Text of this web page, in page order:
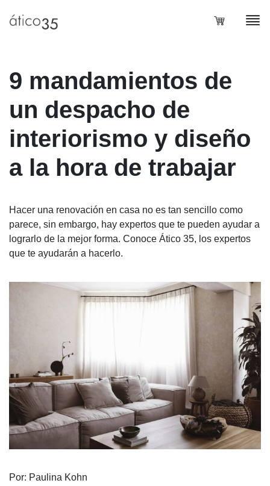
9 mandamientos de
un despacho de
interiorismo y diseño
a la hora de trabajar
Hacer una renovación en casa no es tan sencillo como
parece, sin embargo, hay expertos que te pueden ayudar a
lograrlo de la mejor forma. Conoce Ático 35, los expertos
que te ayudarán a hacerlo.
Por: Paulina Kohn